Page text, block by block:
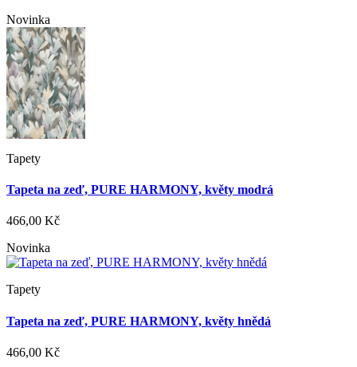
Novinka
Tapety
Tapeta na zeď, PURE HARMONY, květy modrá
466,00 Kč
Novinka
Tapety
Tapeta na zeď, PURE HARMONY, květy hnědá
466,00 Kč